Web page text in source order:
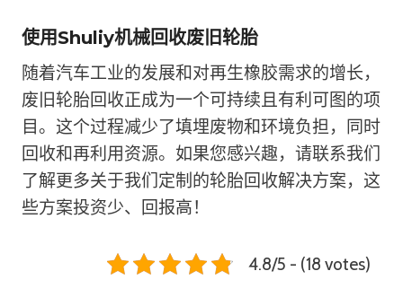
使用Shuliy机械回收废旧轮胎
随着汽车工业的发展和对再生橡胶需求的增长，
废旧轮胎回收正成为一个可持续且有利可图的项
目。这个过程减少了填埋废物和环境负担，同时
回收和再利用资源。如果您感兴趣，请联系我们
了解更多关于我们定制的轮胎回收解决方案，这
些方案投资少、回报高！
4.8/5 - (18 votes)